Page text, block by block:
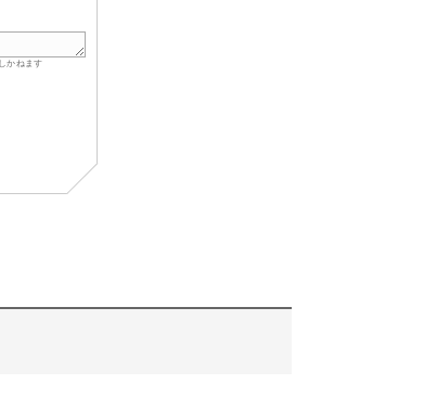
かねます